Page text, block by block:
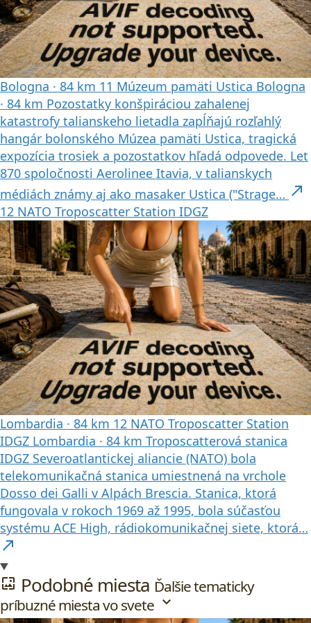
Bologna · 84 km 11 Múzeum pamäti Ustica Bologna
· 84 km Pozostatky konšpiráciou zahalenej
katastrofy talianskeho lietadla zapĺňajú rozľahlý
hangár bolonského Múzea pamäti Ustica, tragická
expozícia trosiek a pozostatkov hľadá odpovede. Let
870 spoločnosti Aerolinee Itavia, v talianskych
médiách známy aj ako masaker Ustica ("Strage… north_east
12 NATO Troposcatter Station IDGZ
Lombardia · 84 km 12 NATO Troposcatter Station
IDGZ Lombardia · 84 km Troposcatterová stanica
IDGZ Severoatlantickej aliancie (NATO) bola
telekomunikačná stanica umiestnená na vrchole
Dosso dei Galli v Alpách Brescia. Stanica, ktorá
fungovala v rokoch 1969 až 1995, bola súčasťou
systému ACE High, rádiokomunikačnej siete, ktorá…
north_east
wallpaper Podobné miesta Ďalšie tematicky
príbuzné miesta vo svete expand_more